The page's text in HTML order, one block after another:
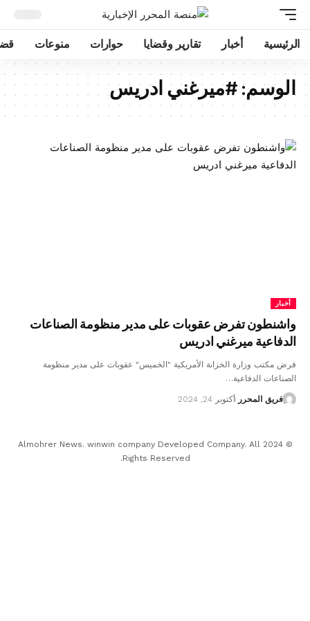
الرئيسية أخبار تقارير وقضايا حوارات منوعات
الوسم: #ميرغني ادريس
أخبار
واشنطون تفرض عقوبات على مدير منظومة الصناعات
الدفاعية ميرغني ادريس
فرض مكتب وزارة الخزانة الأمريكية "الخميس" عقوبات على مدير منظومة
الصناعات الدفاعية…
فريق المحرر أكتوبر 24, 2024
© 2024 Almohrer News. winwin company Developed Company. All
Rights Reserved.